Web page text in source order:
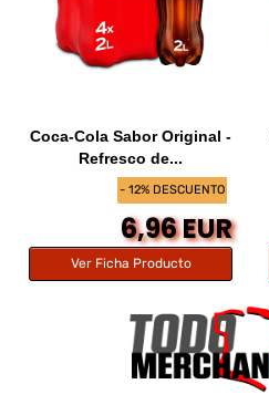
- 12% DESCUENTO
Coca-Cola Sabor Original -
Refresco de...
6,96 EUR
Ver Ficha Producto